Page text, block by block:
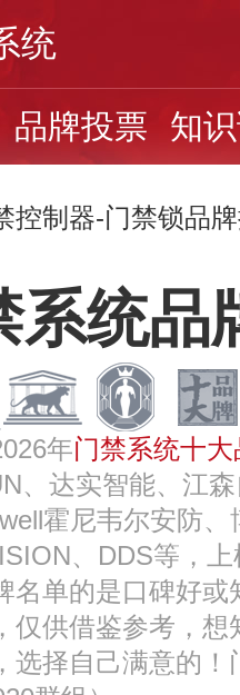
统
品牌投票 知
控制器-门禁锁品
系统品
年门禁系统十
、达实智能、江
霍尼韦尔安防
、DDS等，
名单的是口碑好
仅供借鉴参考，
选择自己满意的